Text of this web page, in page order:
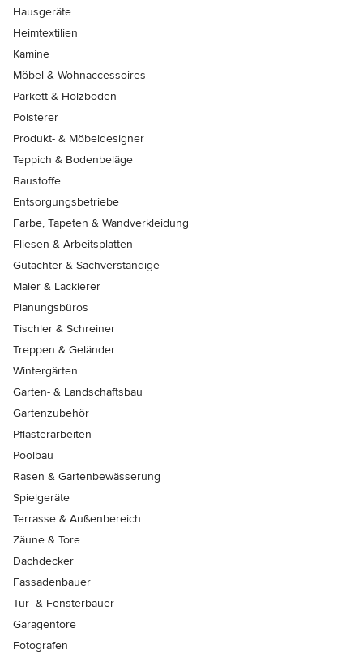
Hausgeräte
Heimtextilien
Kamine
Möbel & Wohnaccessoires
Parkett & Holzböden
Polsterer
Produkt- & Möbeldesigner
Teppich & Bodenbeläge
Baustoffe
Entsorgungsbetriebe
Farbe, Tapeten & Wandverkleidung
Fliesen & Arbeitsplatten
Gutachter & Sachverständige
Maler & Lackierer
Planungsbüros
Tischler & Schreiner
Treppen & Geländer
Wintergärten
Garten- & Landschaftsbau
Gartenzubehör
Pflasterarbeiten
Poolbau
Rasen & Gartenbewässerung
Spielgeräte
Terrasse & Außenbereich
Zäune & Tore
Dachdecker
Fassadenbauer
Tür- & Fensterbauer
Garagentore
Fotografen